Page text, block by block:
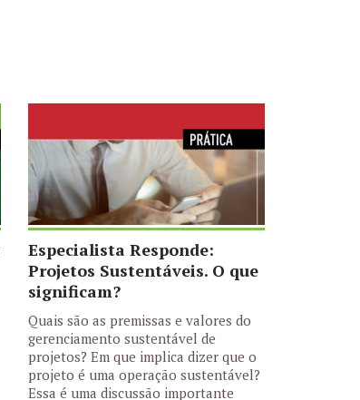
Especialista Responde:
Projetos Sustentáveis. O que
significam?
Quais são as premissas e valores do
gerenciamento sustentável de
projetos? Em que implica dizer que o
projeto é uma operação sustentável?
Essa é uma discussão importante